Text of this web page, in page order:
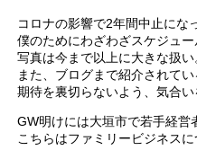
コロナの影響で2年間中止にな
僕のためにわざわざスケジュー
写真は今まで以上に大きな扱い
また、ブログまで紹介されてい
期待を裏切らないよう、気合い
GW明けには大垣市で若手経営
こちらはファミリービジネス